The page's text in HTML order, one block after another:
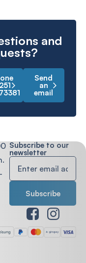
and
Send
an
email
Subscribe to our
newsletter